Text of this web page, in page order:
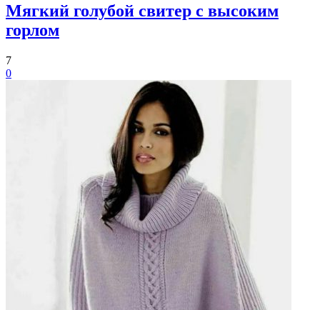
Мягкий голубой свитер с высоким
горлом
7
0